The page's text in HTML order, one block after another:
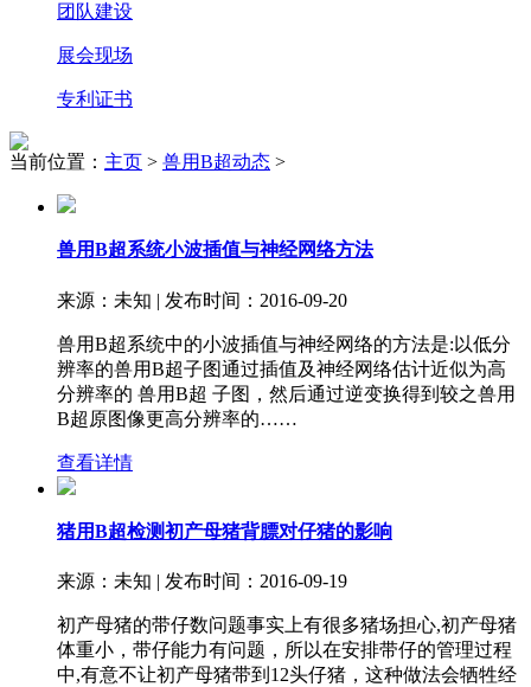
团队建设
展会现场
专利证书
当前位置： 主页 > 兽用B超动态 >
兽用B超系统小波插值与神经网络方法
来源：未知 | 发布时间：2016-09-20
兽用B超系统中的小波插值与神经网络的方法是:以低分
辨率的兽用B超子图通过插值及神经网络估计近似为高
分辨率的 兽用B超 子图，然后通过逆变换得到较之兽用
B超原图像更高分辨率的……
查看详情
猪用B超检测初产母猪背膘对仔猪的影响
来源：未知 | 发布时间：2016-09-19
初产母猪的带仔数问题事实上有很多猪场担心,初产母猪
体重小，带仔能力有问题，所以在安排带仔的管理过程
中,有意不让初产母猪带到12头仔猪，这种做法会牺牲经